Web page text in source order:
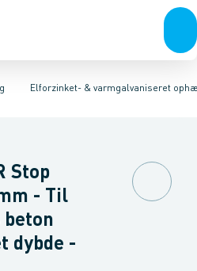
SkiverSkruerSøm & dykkere
Elforzinket- & varmgalvaniseret
ophæng Rustfrit- & syrefast
SkiverMøtrikkerGevindplatter
Stop
- Til
dybde -